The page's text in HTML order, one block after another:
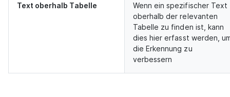
Text oberhalb Tabelle
Wenn ein spezifischer Text
oberhalb der relevanten
Tabelle zu finden ist, kann
dies hier erfasst werden,
die Erkennung zu
verbessern